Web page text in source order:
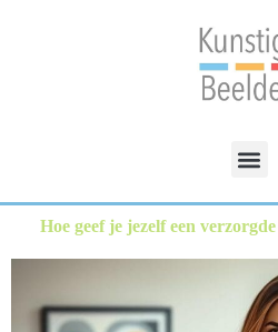
Hoe geef je jezelf een